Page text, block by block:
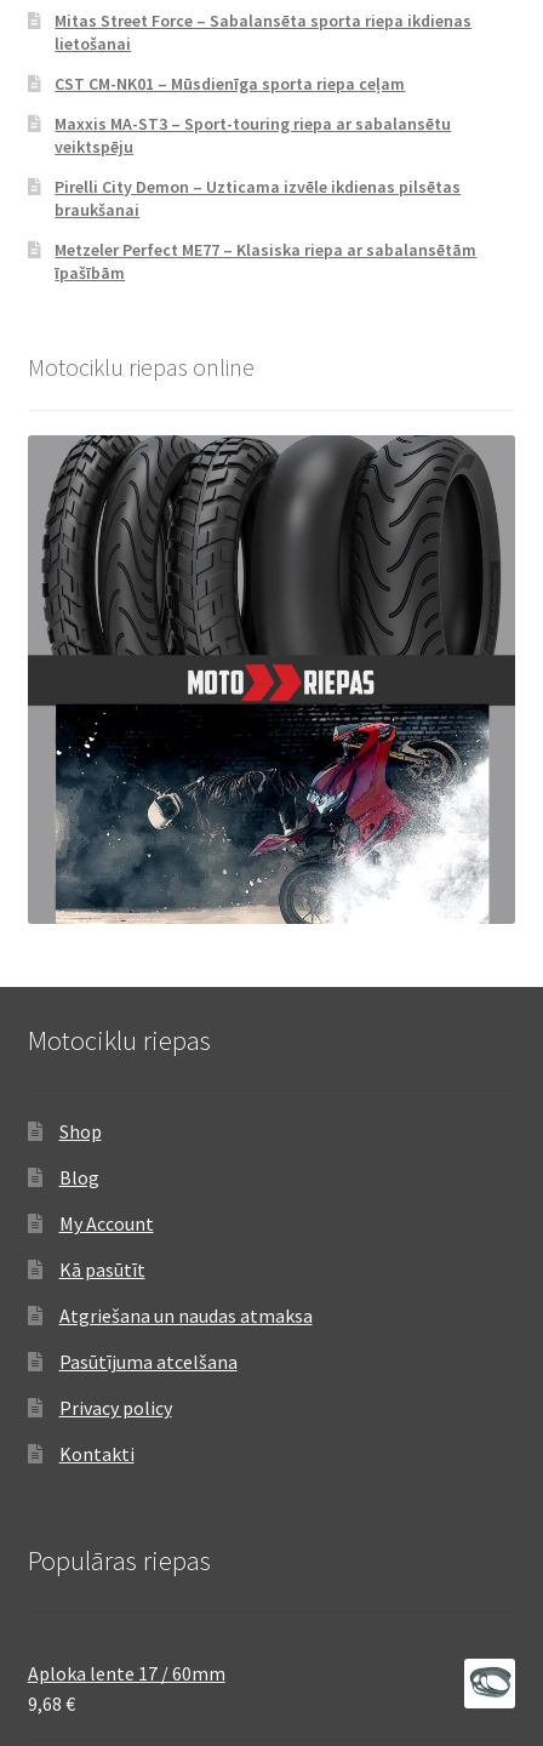
Mitas Street Force – Sabalansēta sporta riepa ikdienas
lietošanai
CST CM-NK01 – Mūsdienīga sporta riepa ceļam
Maxxis MA-ST3 – Sport-touring riepa ar sabalansētu
veiktspēju
Pirelli City Demon – Uzticama izvēle ikdienas pilsētas
braukšanai
Metzeler Perfect ME77 – Klasiska riepa ar sabalansētām
īpašībām
Motociklu riepas online
Motociklu riepas
Shop
Blog
My Account
Kā pasūtīt
Atgriešana un naudas atmaksa
Pasūtījuma atcelšana
Privacy policy
Kontakti
Populāras riepas
Aploka lente 17 / 60mm
9,68 €